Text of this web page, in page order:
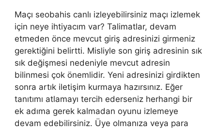
Maçı seobahis canlı izleyebilirsiniz maçı izlemek
için neye ihtiyacım var? Talimatlar, devam
etmeden önce mevcut giriş adresinizi girmeniz
gerektiğini belirtti. Misliyle son giriş adresinin sık
sık değişmesi nedeniyle mevcut adresin
bilinmesi çok önemlidir. Yeni adresinizi girdikten
sonra artık iletişim kurmaya hazırsınız. Eğer
tanıtımı atlamayı tercih ederseniz herhangi bir
ek adıma gerek kalmadan oyunu izlemeye
devam edebilirsiniz. Üye olmanıza veya para